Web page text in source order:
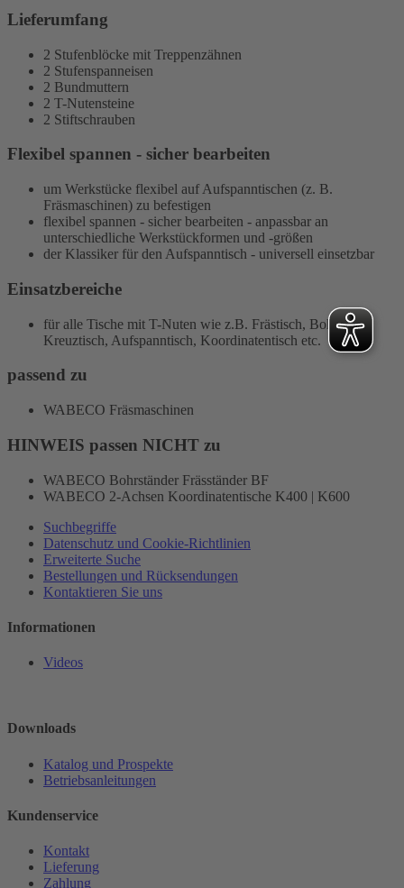
Lieferumfang
2 Stufenblöcke mit Treppenzähnen
2 Stufenspanneisen
2 Bundmuttern
2 T-Nutensteine
2 Stiftschrauben
Flexibel spannen - sicher bearbeiten
um Werkstücke flexibel auf Aufspanntischen (z. B.
Fräsmaschinen) zu befestigen
flexibel spannen - sicher bearbeiten - anpassbar an
unterschiedliche Werkstückformen und -größen
der Klassiker für den Aufspanntisch - universell einsetzbar
Einsatzbereiche
für alle Tische mit T-Nuten wie z.B. Frästisch, Bohrtisch,
Kreuztisch, Aufspanntisch, Koordinatentisch etc.
passend zu
WABECO Fräsmaschinen
HINWEIS passen NICHT zu
WABECO Bohrständer Fräsständer BF
WABECO 2-Achsen Koordinatentische K400 | K600
Suchbegriffe
Datenschutz und Cookie-Richtlinien
Erweiterte Suche
Bestellungen und Rücksendungen
Kontaktieren Sie uns
Informationen
Videos
Downloads
Katalog und Prospekte
Betriebsanleitungen
Kundenservice
Kontakt
Lieferung
Zahlung